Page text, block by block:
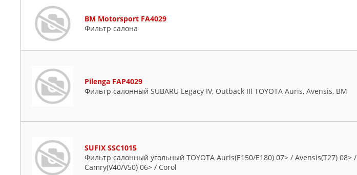
BM Motorsport FA4029
Фильтр салона
Pilenga FAP4029
Фильтр салонный SUBARU Legacy IV, Outback III TOYOTA Auris, Avensis, BM
SUFIX SSC1015
Фильтр салонный угольный TOYOTA Auris(E150/E180) 07> / Avensis(T27) 08> /
Camry(V40/V50) 06> / Corol